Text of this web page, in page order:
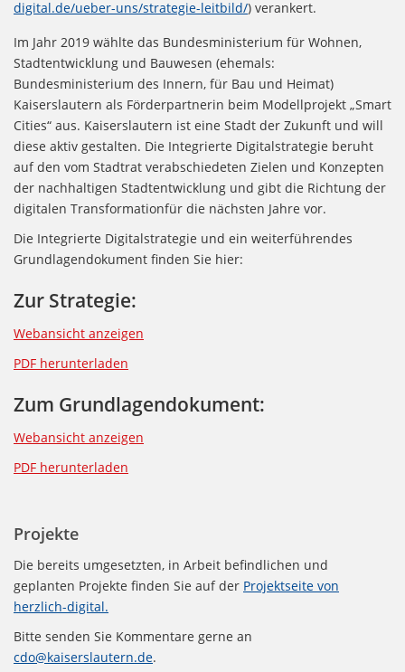
digital.de/ueber-uns/strategie-leitbild/) verankert.
Im Jahr 2019 wählte das Bundesministerium für Wohnen,
Stadtentwicklung und Bauwesen (ehemals:
Bundesministerium des Innern, für Bau und Heimat)
Kaiserslautern als Förderpartnerin beim Modellprojekt „Smart
Cities“ aus. Kaiserslautern ist eine Stadt der Zukunft und will
diese aktiv gestalten. Die Integrierte Digitalstrategie beruht
auf den vom Stadtrat verabschiedeten Zielen und Konzepten
der nachhaltigen Stadtentwicklung und gibt die Richtung der
digitalen Transformationfür die nächsten Jahre vor.
Die Integrierte Digitalstrategie und ein weiterführendes
Grundlagendokument finden Sie hier:
Zur Strategie:
Webansicht anzeigen
PDF herunterladen
Zum Grundlagendokument:
Webansicht anzeigen
PDF herunterladen
Projekte
Die bereits umgesetzten, in Arbeit befindlichen und
geplanten Projekte finden Sie auf der Projektseite von
herzlich-digital.
Bitte senden Sie Kommentare gerne an
cdo@kaiserslautern.de.